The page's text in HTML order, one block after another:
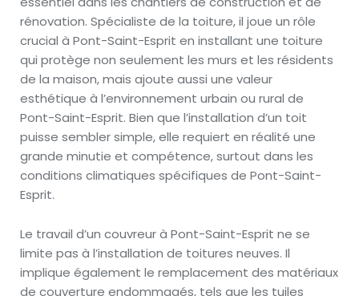
rénovation. Spécialiste de la toiture, il joue un rôle
crucial à Pont-Saint-Esprit en installant une toiture
qui protège non seulement les murs et les résidents
de la maison, mais ajoute aussi une valeur
esthétique à l’environnement urbain ou rural de
Pont-Saint-Esprit. Bien que l’installation d’un toit
puisse sembler simple, elle requiert en réalité une
grande minutie et compétence, surtout dans les
conditions climatiques spécifiques de Pont-Saint-
Esprit.
Le travail d’un couvreur à Pont-Saint-Esprit ne se
limite pas à l’installation de toitures neuves. Il
implique également le remplacement des matériaux
de couverture endommagés, tels que les tuiles